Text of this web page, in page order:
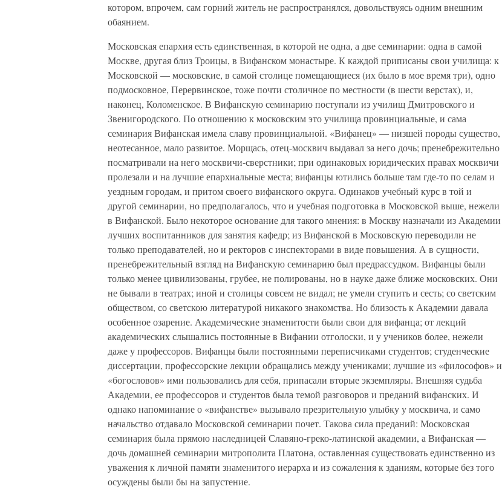
котором, впрочем, сам горний житель не распространялся, довольствуясь одним внешним
обаянием.
Московская епархия есть единственная, в которой не одна, а две семинарии: одна в самой
Москве, другая близ Троицы, в Вифанском монастыре. К каждой приписаны свои училища: к
Московской — московские, в самой столице помещающиеся (их было в мое время три), одно
подмосковное, Перервинское, тоже почти столичное по местности (в шести верстах), и,
наконец, Коломенское. В Вифанскую семинарию поступали из училищ Дмитровского и
Звенигородского. По отношению к московским это училища провинциальные, и сама
семинария Вифанская имела славу провинциальной. «Вифанец» — низшей породы существо,
неотесанное, мало развитое. Морщась, отец-москвич выдавал за него дочь; пренебрежительно
посматривали на него москвичи-сверстники; при одинаковых юридических правах москвичи
пролезали и на лучшие епархиальные места; вифанцы ютились больше там где-то по селам и
уездным городам, и притом своего вифанского округа. Одинаков учебный курс в той и
другой семинарии, но предполагалось, что и учебная подготовка в Московской выше, нежели
в Вифанской. Было некоторое основание для такого мнения: в Москву назначали из Академии
лучших воспитанников для занятия кафедр; из Вифанской в Московскую переводили не
только преподавателей, но и ректоров с инспекторами в виде повышения. А в сущности,
пренебрежительный взгляд на Вифанскую семинарию был предрассудком. Вифанцы были
только менее цивилизованы, грубее, не полированы, но в науке даже ближе московских. Они
не бывали в театрах; иной и столицы совсем не видал; не умели ступить и сесть; со светским
обществом, со светскою литературой никакого знакомства. Но близость к Академии давала
особенное озарение. Академические знаменитости были свои для вифанца; от лекций
академических слышались постоянные в Вифании отголоски, и у учеников более, нежели
даже у профессоров. Вифанцы были постоянными переписчиками студентов; студенческие
диссертации, профессорские лекции обращались между учениками; лучшие из «философов» и
«богословов» ими пользовались для себя, припасали вторые экземпляры. Внешняя судьба
Академии, ее профессоров и студентов была темой разговоров и преданий вифанских. И
однако напоминание о «вифанстве» вызывало презрительную улыбку у москвича, и само
начальство отдавало Московской семинарии почет. Такова сила преданий: Московская
семинария была прямою наследницей Славяно-греко-латинской академии, а Вифанская —
дочь домашней семинарии митрополита Платона, оставленная существовать единственно из
уважения к личной памяти знаменитого иерарха и из сожаления к зданиям, которые без того
осуждены были бы на запустение.